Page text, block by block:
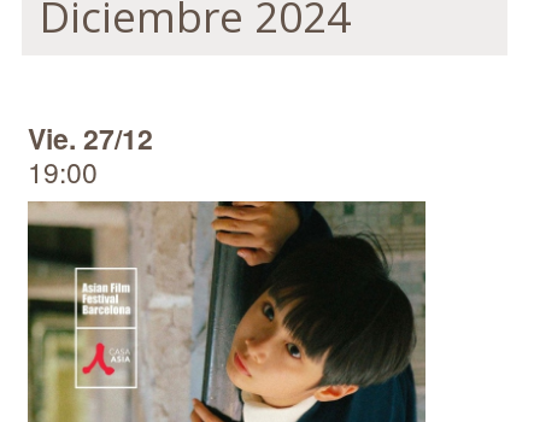
Diciembre 2024
Vie. 27/12
19:00